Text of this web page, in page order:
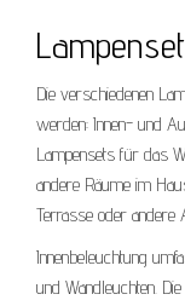
Die verschiedenen
werden: Innen- und
Lampensets für das
andere Räume im
Terrasse oder andere
Innenbeleuchtung
und Wandleuchten.